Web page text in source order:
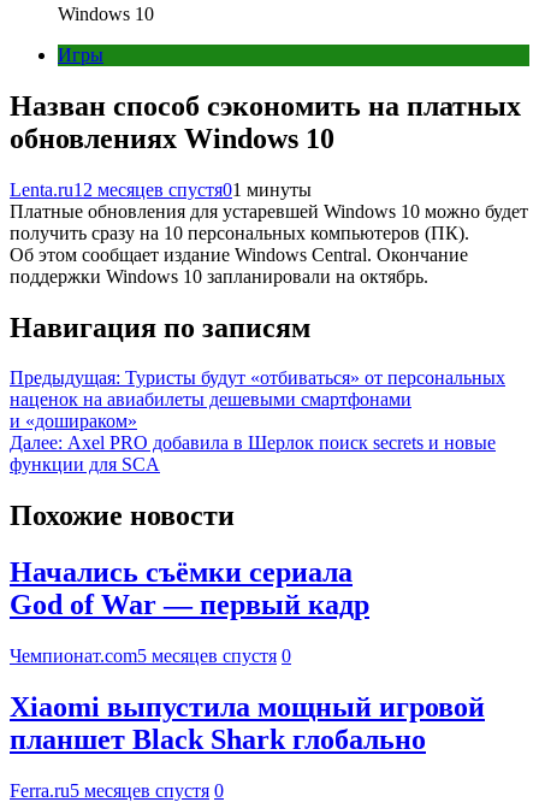
Windows 10
Игры
Назван способ сэкономить на платных
обновлениях Windows 10
Lenta.ru12 месяцев спустя01 минуты
Платные обновления для устаревшей Windows 10 можно будет
получить сразу на 10 персональных компьютеров (ПК).
Об этом сообщает издание Windows Central. Окончание
поддержки Windows 10 запланировали на октябрь.
Навигация по записям
Предыдущая: Туристы будут «отбиваться» от персональных
наценок на авиабилеты дешевыми смартфонами
и «дошираком»
Далее: Axel PRO добавила в Шерлок поиск secrets и новые
функции для SCA
Похожие новости
Начались съёмки сериала
God of War — первый кадр
Чемпионат.com5 месяцев спустя 0
Xiaomi выпустила мощный игровой
планшет Black Shark глобально
Ferra.ru5 месяцев спустя 0